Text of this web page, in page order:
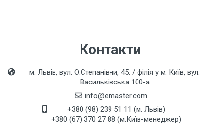
Контакти
м. Львів, вул. О.Степанівни, 45. / філія у м. Київ, вул.
Васильківська 100-а
info@emaster.com
+380 (98) 239 51 11 (м. Львів)
+380 (67) 370 27 88 (м.Київ-менеджер)